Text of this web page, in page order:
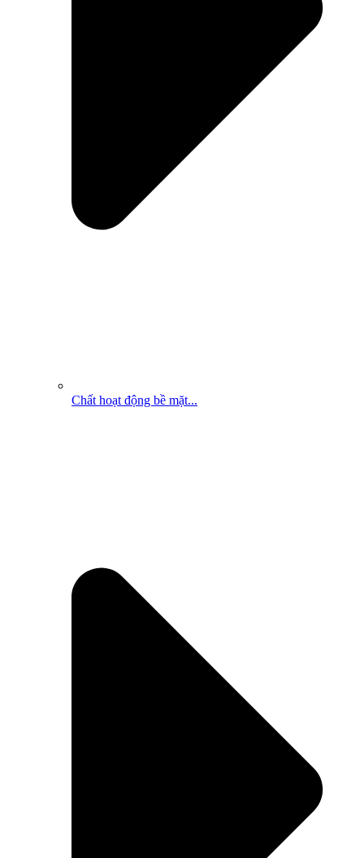
Chất hoạt động bề mặt...